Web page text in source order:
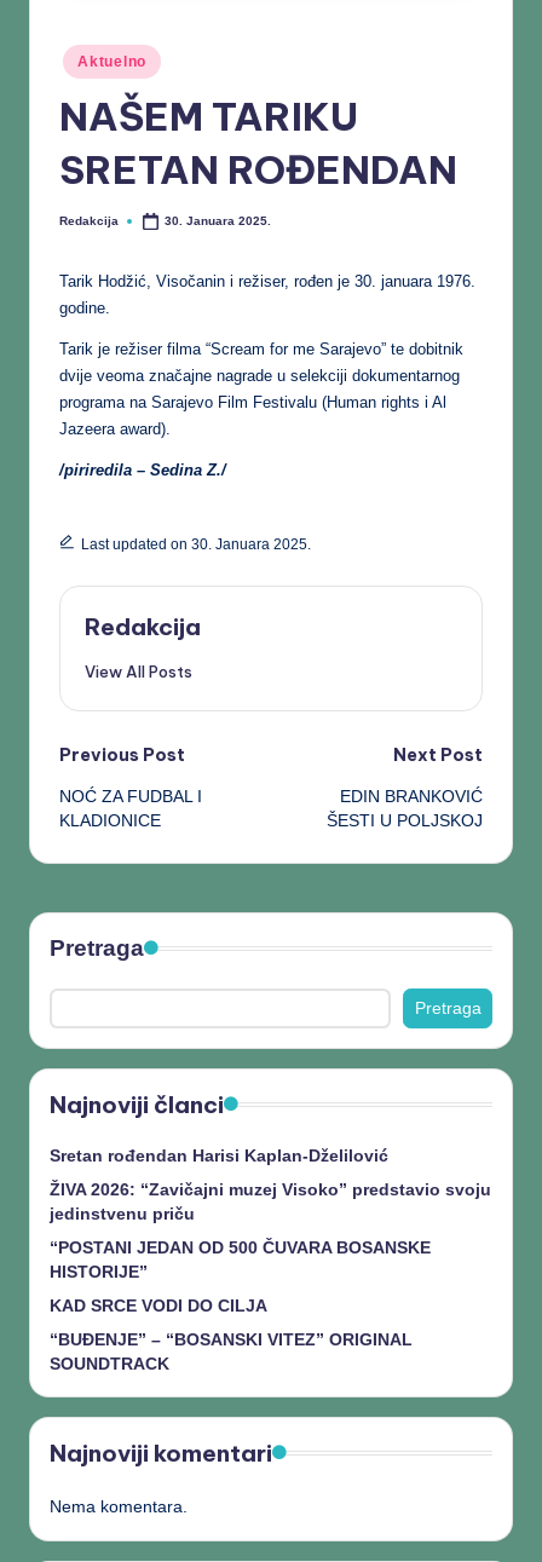
Aktuelno
NAŠEM TARIKU
SRETAN ROĐENDAN
Redakcija 30. Januara 2025.
Tarik Hodžić, Visočanin i režiser, rođen je 30. januara 1976.
godine.
Tarik je režiser filma “Scream for me Sarajevo” te dobitnik
dvije veoma značajne nagrade u selekciji dokumentarnog
programa na Sarajevo Film Festivalu (Human rights i Al
Jazeera award).
/piriredila – Sedina Z./
Last updated on 30. Januara 2025.
Redakcija
View All Posts
Previous Post
NOĆ ZA FUDBAL I
KLADIONICE
Next Post
EDIN BRANKOVIĆ
ŠESTI U POLJSKOJ
Pretraga
Pretraga
Najnoviji članci
Sretan rođendan Harisi Kaplan-Dželilović
ŽIVA 2026: “Zavičajni muzej Visoko” predstavio svoju
jedinstvenu priču
“POSTANI JEDAN OD 500 ČUVARA BOSANSKE
HISTORIJE”
KAD SRCE VODI DO CILJA
“BUĐENJE” – “BOSANSKI VITEZ” ORIGINAL
SOUNDTRACK
Najnoviji komentari
Nema komentara.